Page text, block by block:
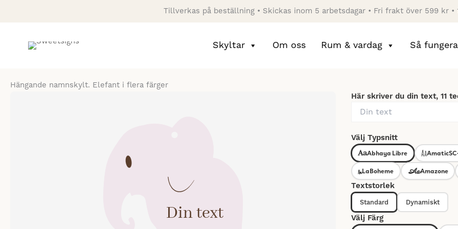
Tillverkas på beställning • Skickas inom 5 arbetsdagar • Fri frakt över 599 kr •
Skyltar Om oss Rum & vardag Så
Hängande namnskylt. Elefant i flera färger
Din text
Här skriver du din text, 11
Välj Typsnitt
AaAbhaya Libre Aa
AaLaBoheme AaAmazone
Textstorlek
Standard Dynamiskt
Välj Färg